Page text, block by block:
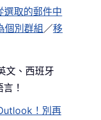
選取的郵件中
個別群組／移
文、西班牙
！
！別再